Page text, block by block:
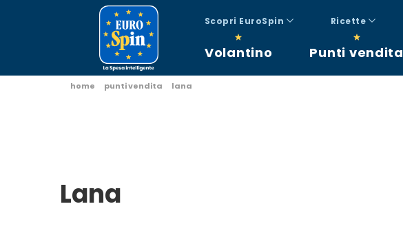
Scopri EuroSpin Ricette
Volantino Punti vendita
home punti vendita lana
Lana